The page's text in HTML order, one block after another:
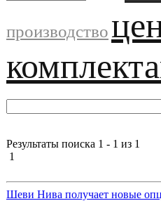
производство
Результаты поиска 1 - 1 из 1
1
Шеви Нива получает новые